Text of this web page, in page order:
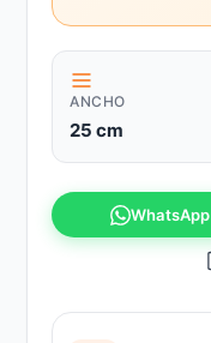
ANCHO
25 cm
WhatsApp